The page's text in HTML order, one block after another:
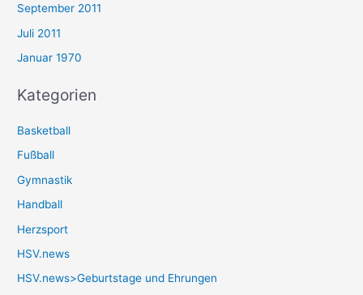
September 2011
Juli 2011
Januar 1970
Kategorien
Basketball
Fußball
Gymnastik
Handball
Herzsport
HSV.news
HSV.news>Geburtstage und Ehrungen